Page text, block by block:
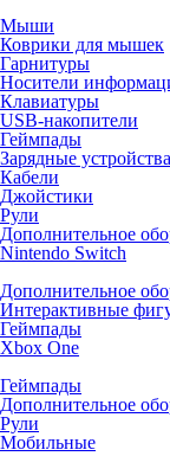
Мыши
Коврики для мышек
Гарнитуры
Носители
Клавиатуры
USB-накопители
Геймпады
Зарядные устройства
Кабели
Джойстики
Рули
Дополнительное
Nintendo Switch
Дополнительное
Интерактивные
Геймпады
Xbox One
Геймпады
Дополнительное
Рули
Мобильные